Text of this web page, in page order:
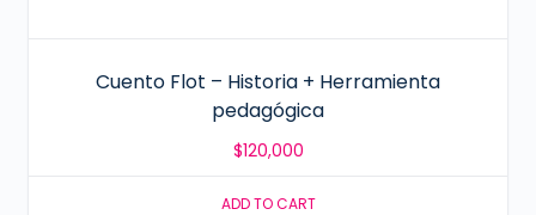
Cuento Flot – Historia + Herramienta
pedagógica
$120,000
ADD TO CART